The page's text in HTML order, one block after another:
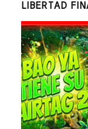
LIBERTAD